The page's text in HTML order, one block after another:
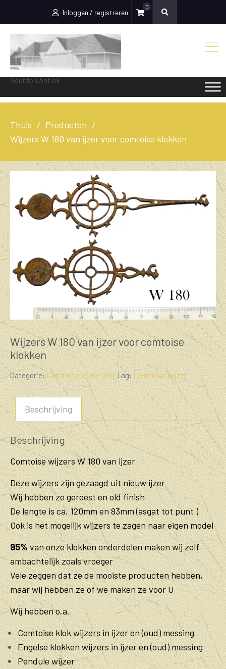
Inloggen / registreren
0
Geurden Antiek
Thuis
Producten
Wijzers W 180 van ijzer voor comtoise klokken
Wijzers W 180 van ijzer voor comtoise
klokken
Categorie: Comtoise wijzer ijzer Tag: Comtoise wijzer
Beschrijving
Beschrijving
Comtoise wijzers W 180 van ijzer
Deze wijzers zijn gezaagd uit nieuw ijzer
Wij hebben ze geroest en old finish
De lengte is ca. 120mm en 83mm (asgat tot punt )
Ook is het mogelijk wijzers te zagen naar eigen model
95%van onze klokken onderdelen maken wij zelf
ambachtelijk zoals vroeger
Vele zeggen dat ze de mooiste producten hebben,
maar wij hebben ze of we maken ze voor U
Wij hebben o.a.
Comtoise klok wijzers in ijzer en (oud) messing
Engelse klokken wijzers in ijzer en (oud) messing
Pendule wijzer